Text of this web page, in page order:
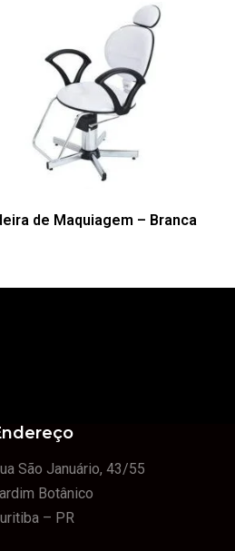
de Maquiagem – Branca
São Januário, 43/55
Botânico
– PR